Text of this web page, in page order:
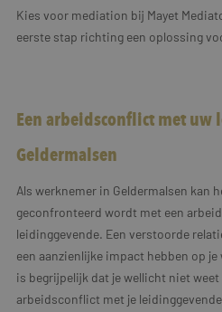
Kies voor mediation bij Mayet
eerste stap richting een oplossing
Een arbeidsconflict met
Geldermalsen
Als werknemer in Geldermalsen kan
geconfronteerd wordt met een
leidinggevende. Een verstoorde
een aanzienlijke impact hebben op
is begrijpelijk dat je wellicht niet
arbeidsconflict met je